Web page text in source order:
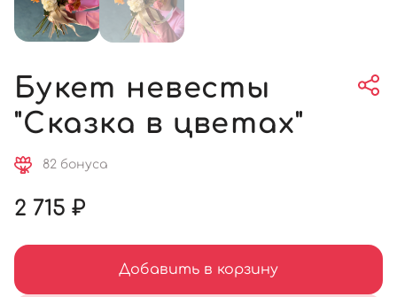
Букет невесты
"Сказка в цветах"
82 бонуса
2 715 ₽
Добавить в корзину